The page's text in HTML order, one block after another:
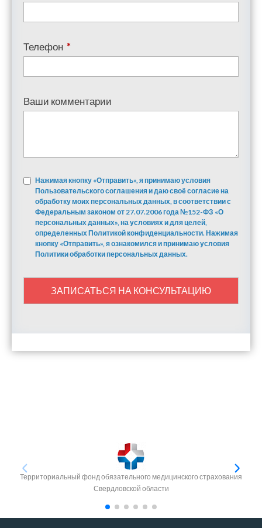
Телефон *
Ваши комментарии
Нажимая кнопку «Отправить», я принимаю условия
Пользовательского соглашения и даю своё согласие на
обработку моих персональных данных, в соответствии с
Федеральным законом от 27.07.2006 года №152-ФЗ «О
персональных данных», на условиях и для целей,
определенных Политикой конфиденциальности. Нажимая
кнопку «Отправить», я ознакомился и принимаю условия
Политики обработки персональных данных.
ЗАПИСАТЬСЯ НА КОНСУЛЬТАЦИЮ
Территориальный фонд обязательного медицинского страхования
Свердловской области